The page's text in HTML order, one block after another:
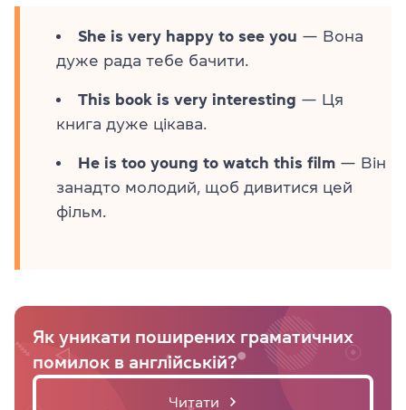
She is very happy to see you — Вона
дуже рада тебе бачити.
This book is very interesting — Ця
книга дуже цікава.
He is too young to watch this film — Він
занадто молодий, щоб дивитися цей
фільм.
Як уникати поширених граматичних
помилок в англійській?
Читати